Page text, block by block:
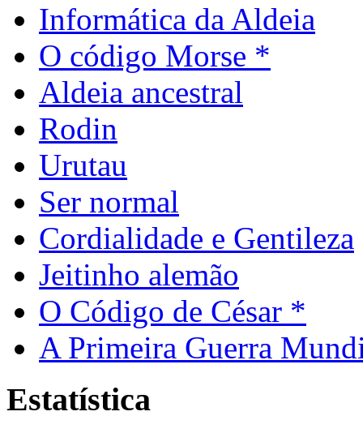
Informática da Aldeia
O código Morse *
Aldeia ancestral
Rodin
Urutau
Ser normal
Cordialidade e Gentileza
Jeitinho alemão
O Código de César *
A Primeira Guerra
Estatística